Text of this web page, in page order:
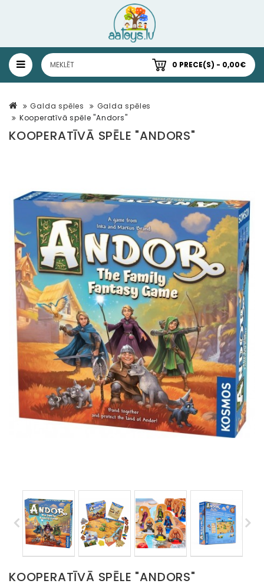
0 PRECE(S) - 0,00€
Galda spēles
Galda spēles
Kooperatīvā spēle "Andors"
KOOPERATĪVĀ SPĒLE "ANDORS"
KOOPERATĪVĀ SPĒLE "ANDORS"